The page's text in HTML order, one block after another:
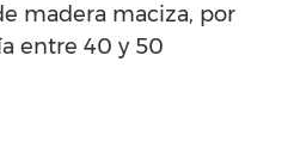
madera maciza, por
entre 40 y 50